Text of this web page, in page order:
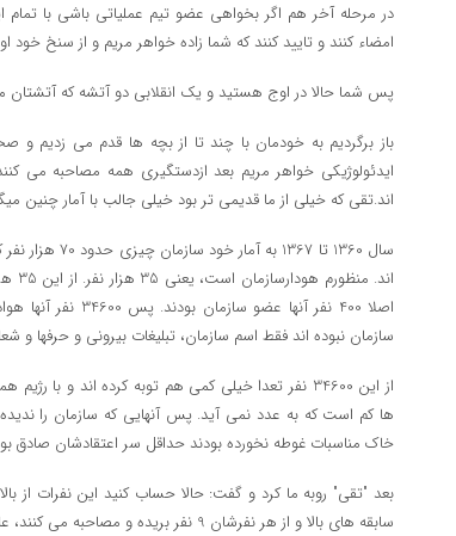
در مرحله آخر هم اگر بخواهی عضو تیم عملیاتی باشی با
امضاء کنند و تایید کنند که شما زاده خواهر مریم و از سنخ خود
پس شما حالا در اوج هستید و یک انقلابی دو آتشه که آتشتان
باز برگردیم به خودمان با چند تا از بچه ها قدم می زدیم
ایدئولوژیکی خواهر مریم بعد ازدستگیری همه مصاحبه می
اند.تقی که خیلی از ما قدیمی تر بود خیلی جالب با آمار چنین
سال 1360 تا
اصلا 400 نفر آنها
سازمان نبوده اند فقط اسم سازمان، تبلیغات بیرونی و حرفها و
از این 34600 نفر تعدا خیلی کمی هم توبه کرده اند و
ها کم است که به عدد نمی آید. پس آنهایی که سازمان را ندیده
خاک مناسبات غوطه نخورده بودند حداقل سر اعتقادشان صادق
بعد "تقی" روبه ما کرد و گفت: حالا حساب کنید این نفرات از
سابقه های بالا و از هر نفرشان 9 نفر بریده و مصاحبه می کنند، علت چیست؟